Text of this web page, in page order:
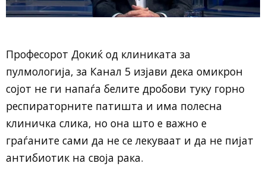
Професорот Докиќ од клиниката за
пулмологија, за Канал 5 изјави дека омикрон
сојот не ги напаѓа белите дробови туку горно
респираторните патишта и има полесна
клиничка слика, но она што е важно е
граѓаните сами да не се лекуваат и да не пијат
антибиотик на своја рака.